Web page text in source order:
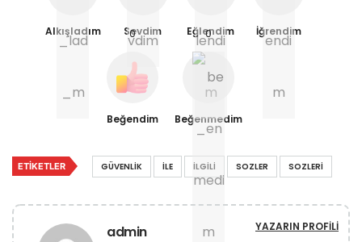
Alkışladım Sevdim Eğlendim İğrendim
0
Beğendim
0
Beğenmedim
ETIKETLER GÜVENLIK İLE İLGILI SOZLER SOZLERI
admin YAZARIN PROFILI